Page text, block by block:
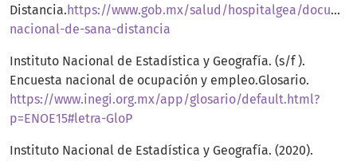
Distancia. https://www.gob.mx/salud/hospitalgea/
nacional-de-sana-distancia
Instituto Nacional de Estadística y Geografía. (s/f ).
Encuesta nacional de ocupación y empleo.Glosario.
https://www.inegi.org.mx/app/glosario/default.html?
p=ENOE15#letra-GloP
Instituto Nacional de Estadística y Geografía. (2020).